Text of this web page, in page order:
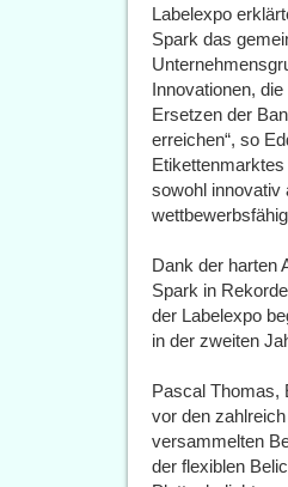
Labelexpo
Spark das
Innovationen,
Ersetzen der
erreichen“, so
sowohl innovativ
Dank der harten
Spark in
der Labelexpo
in der zweiten
Pascal Thomas,
vor den
versammelten
der flexiblen